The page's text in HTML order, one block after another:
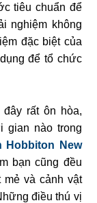
tiêu chuẩn để
nghiệm không
đặc biệt của
để tổ chức
rất ôn hòa,
gian nào trong
Hobbiton New
bạn cũng đều
và cảnh vật
điều thú vị